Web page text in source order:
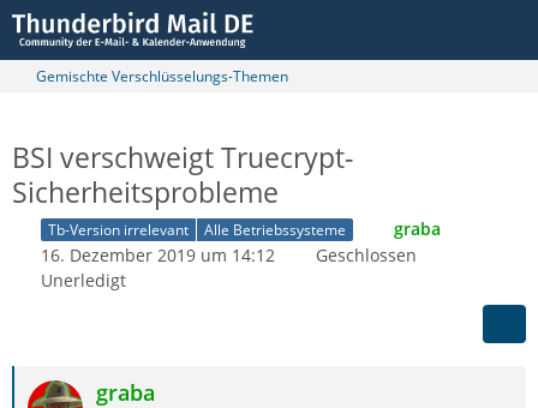
Gemischte Verschlüsselungs-Themen
BSI verschweigt Truecrypt-
Sicherheitsprobleme
Tb-Version irrelevant Alle Betriebssysteme
graba
16. Dezember 2019 um 14:12
Geschlossen
Unerledigt
graba